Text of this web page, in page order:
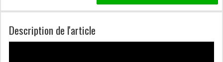
Description de l'article